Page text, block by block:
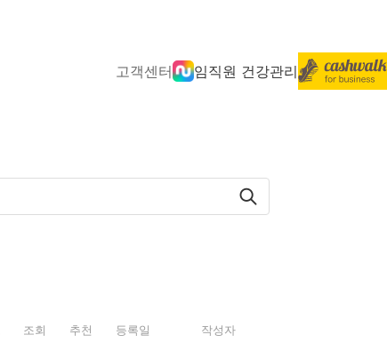
고객센터 임직원 건강관리
조회 추천 등록일 작성자